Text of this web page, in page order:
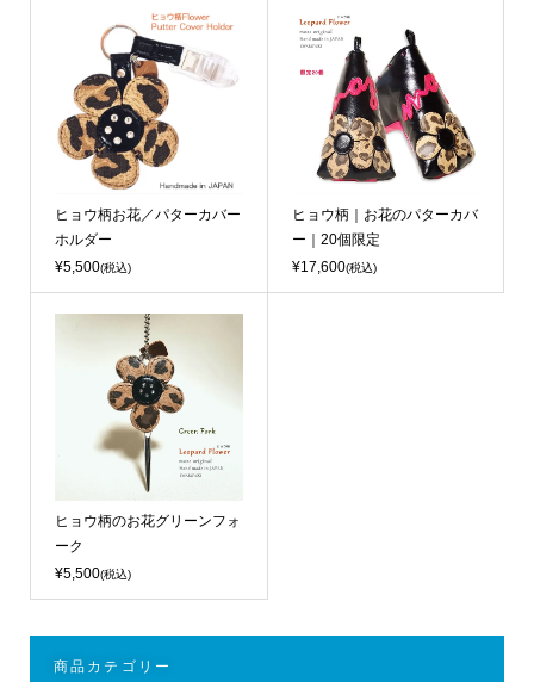
ヒョウ柄お花／パターカバー
ホルダー
¥5,500(税込)
ヒョウ柄｜お花のパターカバ
ー｜20個限定
¥17,600(税込)
ヒョウ柄のお花グリーンフォ
ーク
¥5,500(税込)
商品カテゴリー